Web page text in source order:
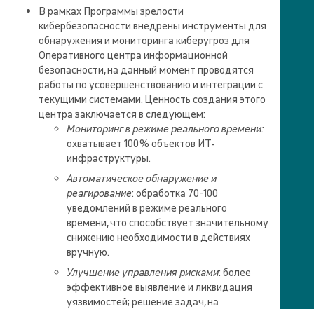
В рамках Программы зрелости
кибербезопасности внедрены инструменты для
обнаружения и мониторинга киберугроз для
Оперативного центра информационной
безопасности, на данный момент проводятся
работы по усовершенствованию и интеграции с
текущими системами. Ценность создания этого
центра заключается в следующем:
Мониторинг в режиме реального времени:
охватывает 100 % объектов ИТ-
инфраструктуры.
Автоматическое обнаружение и
реагирование: обработка 70-100
уведомлений в режиме реального
времени, что способствует значительному
снижению необходимости в действиях
вручную.
Улучшение управления рисками: более
эффективное выявление и ликвидация
уязвимостей; решение задач, на